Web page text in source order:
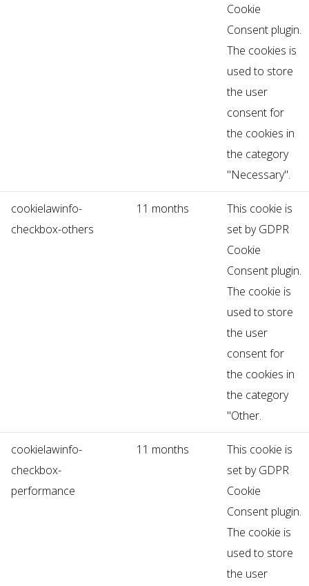
Cookie
Consent plugin.
The cookies is
used to store
the user
consent for
the cookies in
the category
"Necessary".
cookielawinfo-
checkbox-others
11 months
This cookie is
set by GDPR
Cookie
Consent plugin.
The cookie is
used to store
the user
consent for
the cookies in
the category
"Other.
cookielawinfo-
checkbox-
performance
11 months
This cookie is
set by GDPR
Cookie
Consent plugin.
The cookie is
used to store
the user